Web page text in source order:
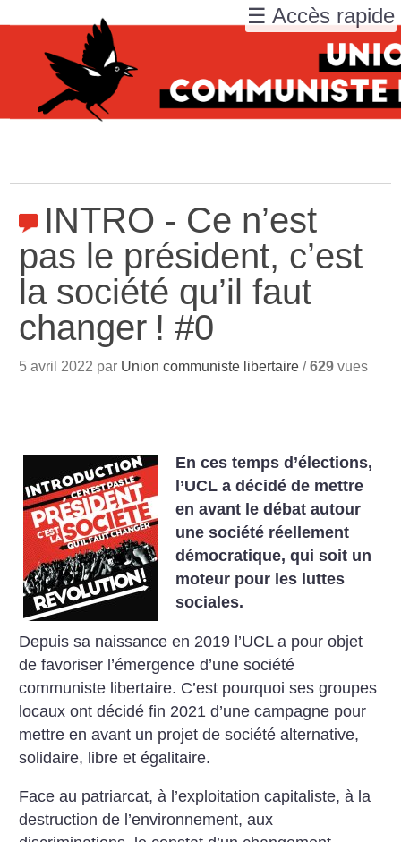
INTRO - Ce n’est
pas le président, c’est
la société qu’il faut
changer ! #0
5 avril 2022 par Union communiste libertaire /629 vues
En ces temps d’élections,
l’UCL a décidé de mettre
en avant le débat autour
une société réellement
démocratique, qui soit un
moteur pour les luttes
sociales.
Depuis sa naissance en 2019 l’UCL a pour objet
de favoriser l’émergence d’une société
communiste libertaire. C’est pourquoi ses groupes
locaux ont décidé fin 2021 d’une campagne pour
mettre en avant un projet de société alternative,
solidaire, libre et égalitaire.
Face au patriarcat, à l’exploitation capitaliste, à la
destruction de l’environnement, aux
☰ Accès rapide